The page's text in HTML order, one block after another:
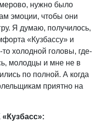
нужно было
эмоции, чтобы они
Я думаю, получилось,
«Кузбассу» и
то холодной головы, где-
молодцы и мне не в
по полной. А когда
приятно на